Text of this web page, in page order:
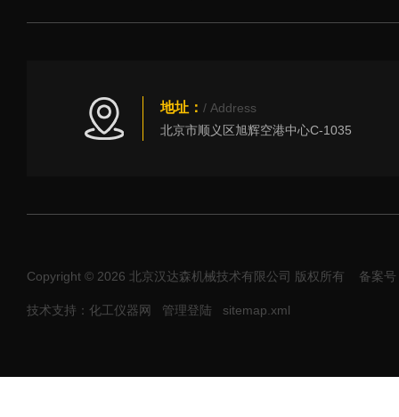
地址： / Address
北京市顺义区旭辉空港中心C-1035
Copyright © 2026 北京汉达森机械技术有限公司 版权所有 备案
技术支持：化工仪器网 管理登陆 sitemap.xml